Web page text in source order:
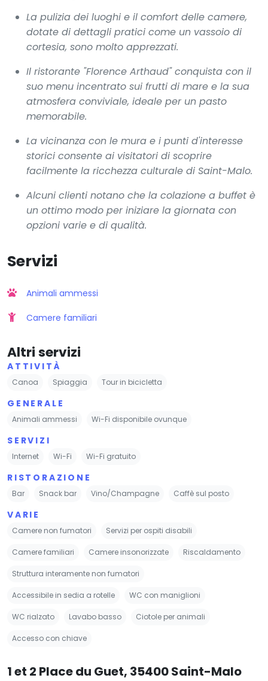
La pulizia dei luoghi e il comfort delle camere,
dotate di dettagli pratici come un vassoio di
cortesia, sono molto apprezzati.
Il ristorante "Florence Arthaud" conquista con il
suo menu incentrato sui frutti di mare e la sua
atmosfera conviviale, ideale per un pasto
memorabile.
La vicinanza con le mura e i punti d'interesse
storici consente ai visitatori di scoprire
facilmente la ricchezza culturale di Saint-Malo.
Alcuni clienti notano che la colazione a buffet è
un ottimo modo per iniziare la giornata con
opzioni varie e di qualità.
Servizi
Animali ammessi
Camere familiari
Altri servizi
ATTIVITÀ
Canoa Spiaggia Tour in bicicletta
GENERALE
Animali ammessi Wi-Fi disponibile ovunque
SERVIZI
Internet Wi-Fi Wi-Fi gratuito
RISTORAZIONE
Bar Snack bar Vino/Champagne Caffè sul posto
VARIE
Camere non fumatori Servizi per ospiti disabili
Camere familiari Camere insonorizzate Riscaldamento
Struttura interamente non fumatori
Accessibile in sedia a rotelle WC con maniglioni
WC rialzato Lavabo basso Ciotole per animali
Accesso con chiave
1 et 2 Place du Guet, 35400 Saint-Malo